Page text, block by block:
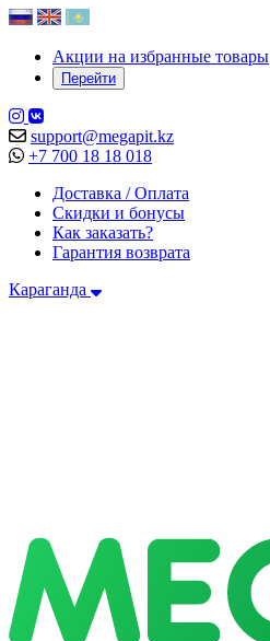
Акции на избранные товары
Перейти
support@megapit.kz
+7 700 18 18 018
Доставка / Оплата
Скидки и бонусы
Как заказать?
Гарантия возврата
Караганда